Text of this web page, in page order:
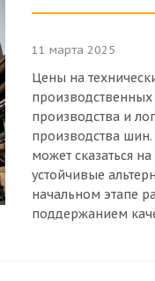
11 марта 2025
Цены на
производственных
производства и
производства
может сказаться
устойчивые
начальном этапе
поддержанием